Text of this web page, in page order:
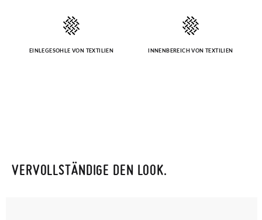
EINLEGESOHLE VON TEXTILIEN INNENBEREICH VON TEXTILIEN
VERVOLLSTÄNDIGE DEN LOOK.